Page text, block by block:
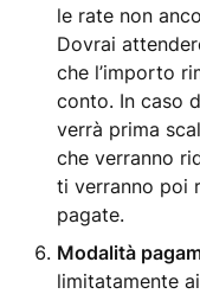
le rate non
Dovrai
che l’importo
conto. In caso
verrà prima
che verranno
ti verranno poi
pagate.
Modalità
limitatamente